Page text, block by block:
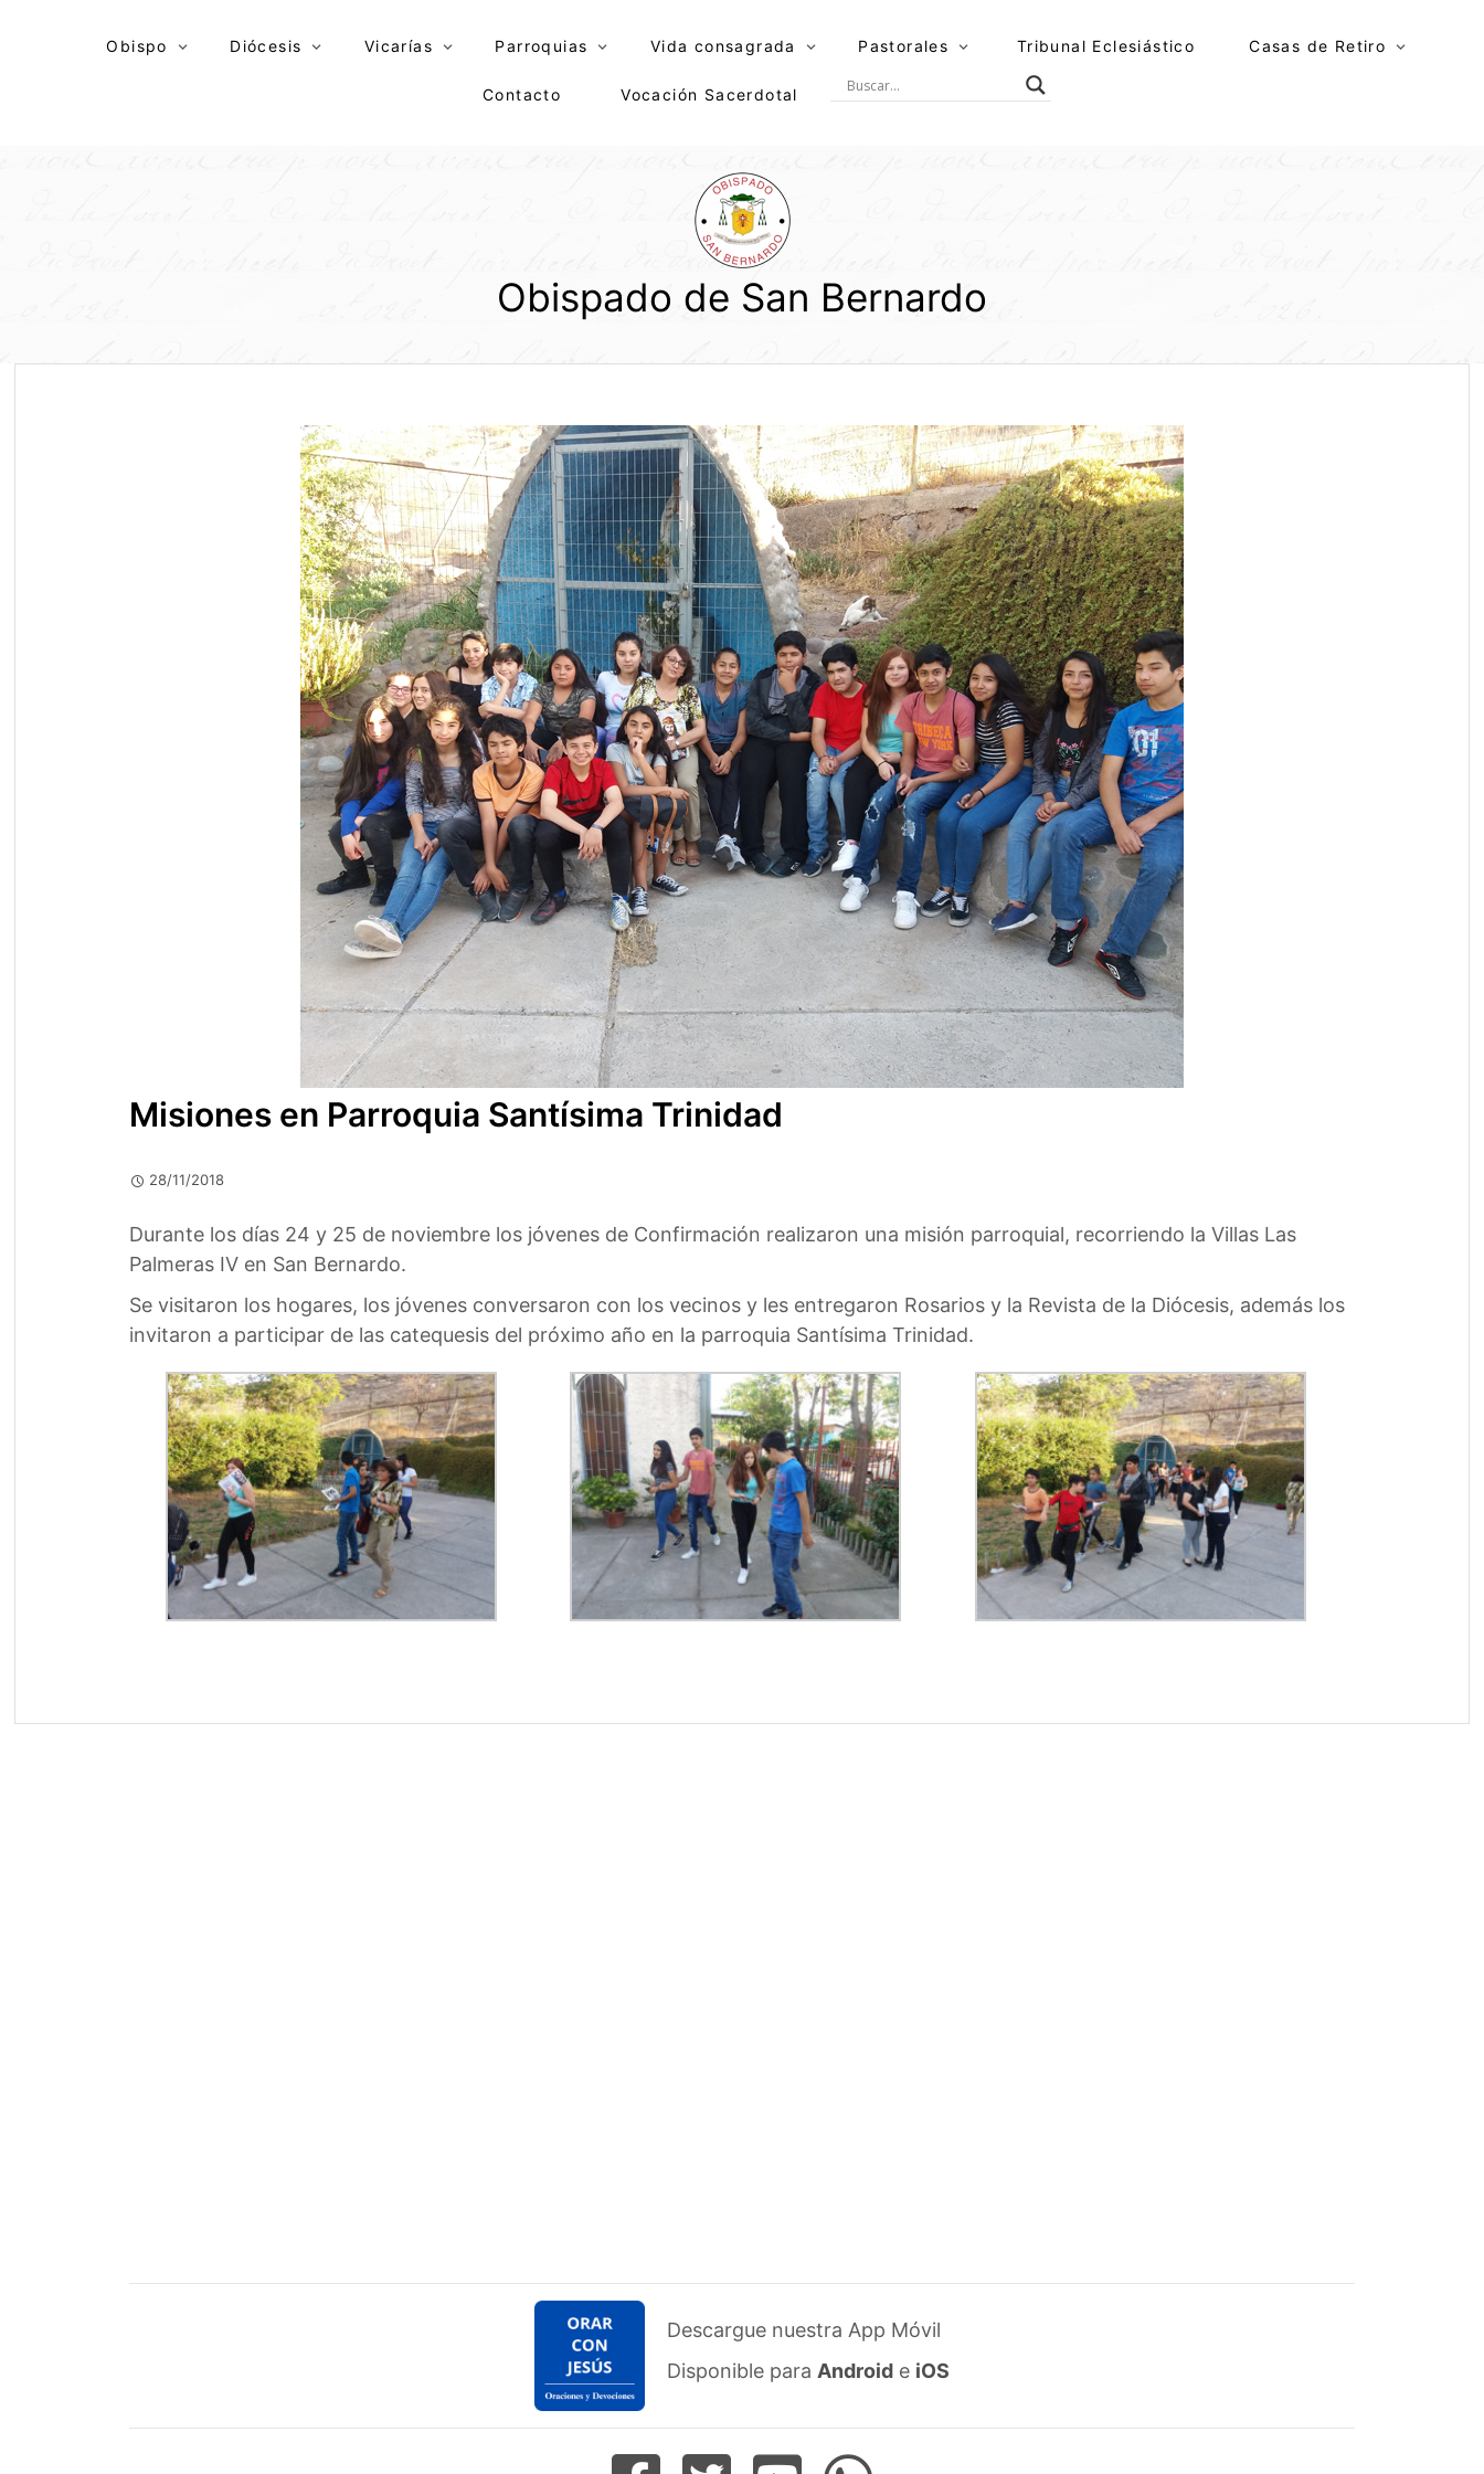
Obispo Diócesis Vicarías Parroquias Vida consagrada Pastorales Tribunal Eclesiástico Casas de Retiro
Contacto Vocación Sacerdotal
Obispado de San Bernardo
Misiones en Parroquia Santísima Trinidad
28/11/2018
Durante los días 24 y 25 de noviembre los jóvenes de Confirmación realizaron una misión parroquial, recorriendo la Villas Las
Palmeras IV en San Bernardo.
Se visitaron los hogares, los jóvenes conversaron con los vecinos y les entregaron Rosarios y la Revista de la Diócesis, además los
invitaron a participar de las catequesis del próximo año en la parroquia Santísima Trinidad.
Descargue nuestra App Móvil
Disponible para Android e iOS